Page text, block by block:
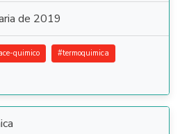
de 2019
quimico #termoquimica